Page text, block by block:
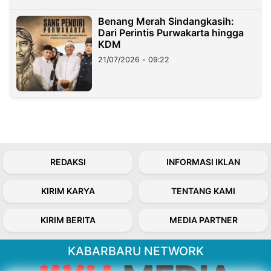
Benang Merah Sindangkasih:
Dari Perintis Purwakarta hingga
KDM
21/07/2026 - 09:22
REDAKSI INFORMASI IKLAN
KIRIM KARYA TENTANG KAMI
KIRIM BERITA MEDIA PARTNER
KABARBARU NETWORK